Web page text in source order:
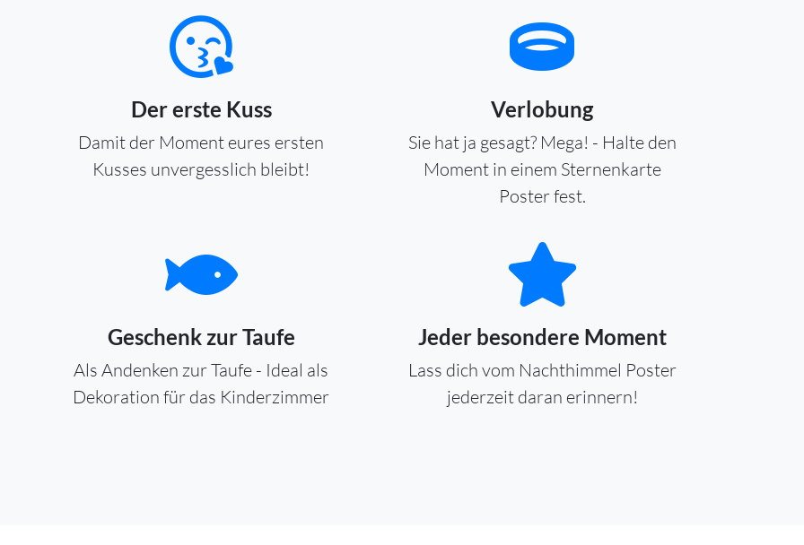
Der erste Kuss
Damit der Moment eures ersten
Kusses unvergesslich bleibt!
Verlobung
Sie hat ja gesagt? Mega! - Halte den
Moment in einem Sternenkarte
Poster fest.
Geschenk zur Taufe
Als Andenken zur Taufe - Ideal als
Dekoration für das Kinderzimmer
Jeder besondere Moment
Lass dich vom Nachthimmel Poster
jederzeit daran erinnern!